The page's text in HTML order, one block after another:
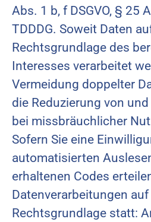
Abs. 1 b, f DSGVO, § 25
TDDDG. Soweit Daten
Rechtsgrundlage des
Interesses verarbeitet
Vermeidung doppelter
die Reduzierung von
bei missbräuchlicher
Sofern Sie eine
automatisierten
erhaltenen Codes
Datenverarbeitungen
Rechtsgrundlage statt: